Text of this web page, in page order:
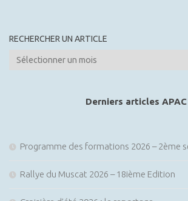
RECHERCHER UN ARTICLE
Rechercher
Derniers articles APAC
Programme des formations 2026 – 2ème
Rallye du Muscat 2026 – 18ième Edition